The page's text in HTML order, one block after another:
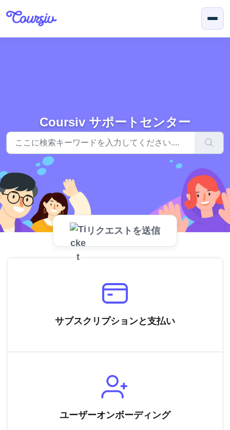
Coursiv サポートセンター
リクエストを送信
サブスクリプションと支払い
ユーザーオンボーディング